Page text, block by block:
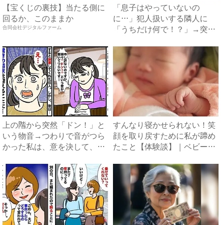
【宝くじの裏技】当たる側に
回るか、このままか
合同会社デジタルファーム
「息子はやっていないの
に…」犯人扱いする隣人に
「うちだけ何で！？」→突然
上の階から突然「ドン！」と
いう物音→つわりで音がつら
かった私は、意を決して、手
すんなり寝かせられない！笑
顔を取り戻すために私が諦め
たこと【体験談】｜ベビーカ